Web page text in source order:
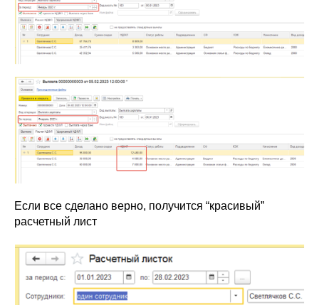
Если все сделано верно, получится “красивый”
расчетный лист